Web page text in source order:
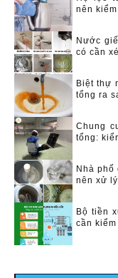
nên
Nước
có cần
Biệt thự
tổng ra
Chung
tổng:
Nhà phố
nên xử
Bộ tiền
cần